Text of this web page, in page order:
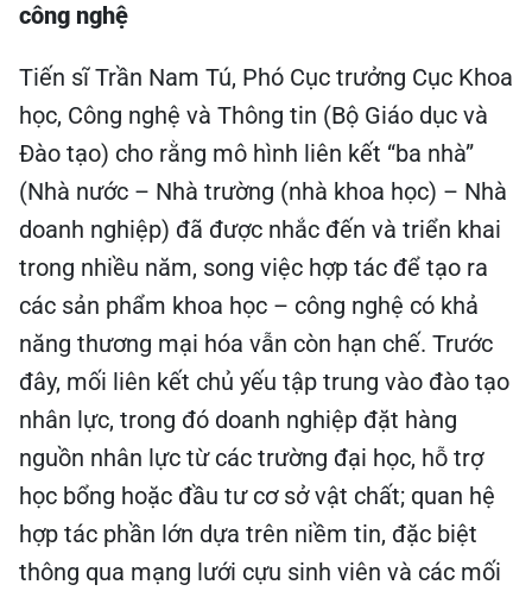
công nghệ
Tiến sĩ Trần Nam Tú, Phó Cục trưởng Cục Khoa
học, Công nghệ và Thông tin (Bộ Giáo dục và
Đào tạo) cho rằng mô hình liên kết “ba nhà”
(Nhà nước – Nhà trường (nhà khoa học) – Nhà
doanh nghiệp) đã được nhắc đến và triển khai
trong nhiều năm, song việc hợp tác để tạo ra
các sản phẩm khoa học – công nghệ có khả
năng thương mại hóa vẫn còn hạn chế. Trước
đây, mối liên kết chủ yếu tập trung vào đào tạo
nhân lực, trong đó doanh nghiệp đặt hàng
nguồn nhân lực từ các trường đại học, hỗ trợ
học bổng hoặc đầu tư cơ sở vật chất; quan hệ
hợp tác phần lớn dựa trên niềm tin, đặc biệt
thông qua mạng lưới cựu sinh viên và các mối